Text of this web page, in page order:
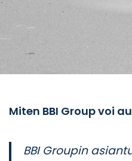
Miten BBI Group voi
BBI Groupin